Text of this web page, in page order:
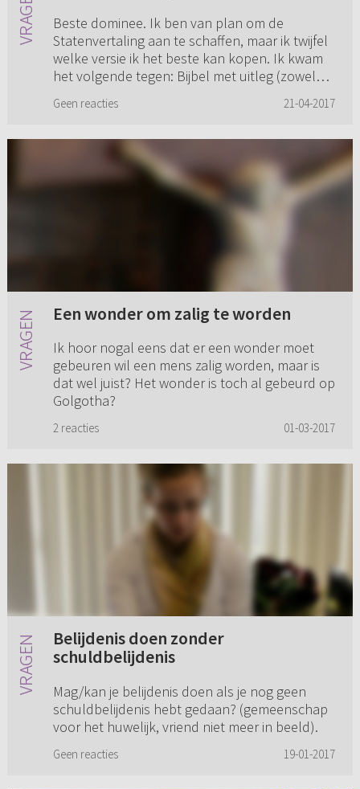
Beste dominee. Ik ben van plan om de
Statenvertaling aan te schaffen, maar ik twijfel
welke versie ik het beste kan kopen. Ik kwam
het volgende tegen: Bijbel met uitleg (zowel
Geen reacties 21-04-2017
Een wonder om zalig te worden
Ik hoor nogal eens dat er een wonder moet
gebeuren wil een mens zalig worden, maar is
dat wel juist? Het wonder is toch al gebeurd op
Golgotha?
2 reacties 01-03-2017
Belijdenis doen zonder
schuldbelijdenis
Mag/kan je belijdenis doen als je nog geen
schuldbelijdenis hebt gedaan? (gemeenschap
voor het huwelijk, vriend niet meer in beeld).
Geen reacties 19-01-2017